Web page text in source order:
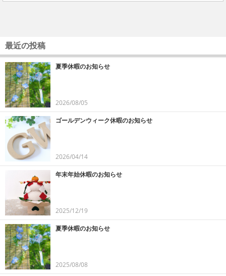
最近の投稿
夏季休暇のお知らせ
2026/08/05
ゴールデンウィーク休暇のお知らせ
2026/04/14
年末年始休暇のお知らせ
2025/12/19
夏季休暇のお知らせ
2025/08/08